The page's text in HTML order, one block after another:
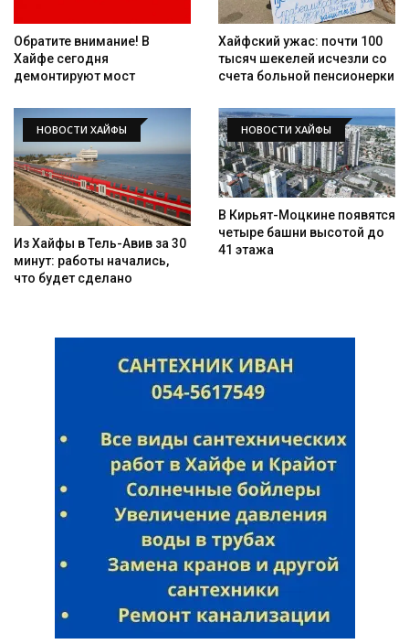
Обратите внимание! В
Хайфе сегодня
демонтируют мост
Хайфский ужас: почти 100
тысяч шекелей исчезли со
счета больной пенсионерки
НОВОСТИ ХАЙФЫ
Из Хайфы в Тель-Авив за 30
минут: работы начались,
что будет сделано
НОВОСТИ ХАЙФЫ
В Кирьят-Моцкине появятся
четыре башни высотой до
41 этажа